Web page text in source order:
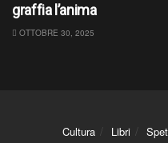
graffia l’anima
OTTOBRE 30, 2025
Cultura Libri